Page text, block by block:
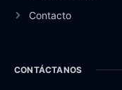
Contacto
CONTÁCTANOS